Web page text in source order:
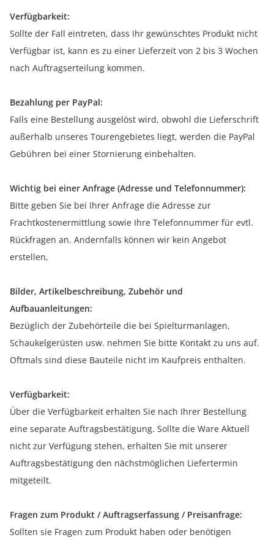
Verfügbarkeit:
Sollte der Fall eintreten, dass Ihr gewünschtes Produkt nicht
Verfügbar ist, kann es zu einer Lieferzeit von 2 bis 3 Wochen
nach Auftragserteilung kommen.
Bezahlung per PayPal:
Falls eine Bestellung ausgelöst wird, obwohl die Lieferschrift
außerhalb unseres Tourengebietes liegt, werden die PayPal
Gebühren bei einer Stornierung einbehalten.
Wichtig bei einer Anfrage (Adresse und Telefonnummer):
Bitte geben Sie bei Ihrer Anfrage die Adresse zur
Frachtkostenermittlung sowie Ihre Telefonnummer für evtl.
Rückfragen an. Andernfalls können wir kein Angebot
erstellen,
Bilder, Artikelbeschreibung, Zubehör und
Aufbauanleitungen:
Bezüglich der Zubehörteile die bei Spielturmanlagen,
Schaukelgerüsten usw. nehmen Sie bitte Kontakt zu uns auf.
Oftmals sind diese Bauteile nicht im Kaufpreis enthalten.
Verfügbarkeit:
Über die Verfügbarkeit erhalten Sie nach Ihrer Bestellung
eine separate Auftragsbestätigung. Sollte die Ware Aktuell
nicht zur Verfügung stehen, erhalten Sie mit unserer
Auftragsbestätigung den nächstmöglichen Liefertermin
mitgeteilt.
Fragen zum Produkt / Auftragserfassung / Preisanfrage:
Sollten sie Fragen zum Produkt haben oder benötigen